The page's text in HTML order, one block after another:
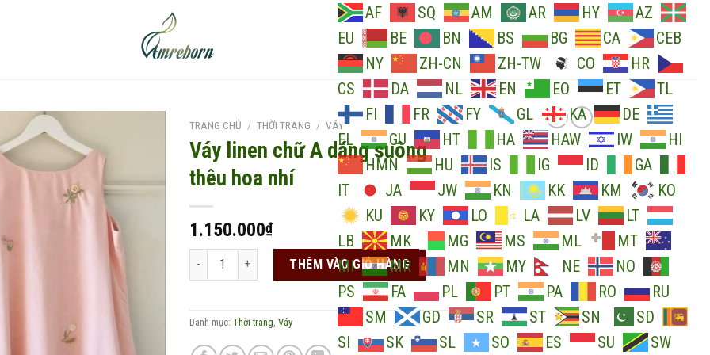
AF SQ AM AR HY
AZ
EU
BE BN BS BG CA
CEB
NY
ZH-CN ZH-TW CO
HR
CS
DA NL EN EO ET
TL
FI
FR FY GL KA
DE
EL
GU HT HA HAW IW
HI
HMN
HU IS IG ID
GA
IT
JA JW KN KK KM
KO
KU
KY LO LA LV
LT
LB
MK MG MS ML
MT
MI
MR MN MY NE
NO
PS
FA PL PT PA RO
RU
SM
GD SR ST SN
SD
SI
SK SL SO ES SU
SW
Add to
TRANG CHỦ / THỜI TRANG / VÁY
Váy linen chữ A dáng suông
thêu hoa nhí
1.150.000₫
Váy linen chữ A dáng suông thêu hoa nhí số lượng
THÊM VÀO GIỎ HÀNG
Danh mục: Thời trang Váy